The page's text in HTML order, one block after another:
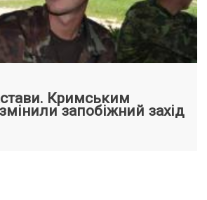
Кримським
запобіжний захід